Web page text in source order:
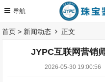
首页 > 新闻动态 正文
JYPC互联网营销
2026-05-30 19:00:56